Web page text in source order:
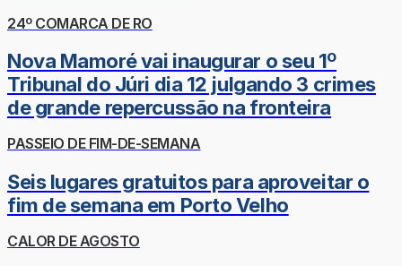
24º COMARCA DE RO
Nova Mamoré vai inaugurar o seu 1º
Tribunal do Júri dia 12 julgando 3 crimes
de grande repercussão na fronteira
PASSEIO DE FIM-DE-SEMANA
Seis lugares gratuitos para aproveitar o
fim de semana em Porto Velho
CALOR DE AGOSTO